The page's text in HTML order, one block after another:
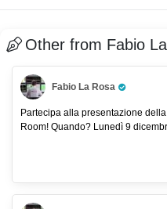
Other from Fabio
Fabio La Rosa
Pro Trader
Partecipa alla presentazione
Room! Quando? Lunedì